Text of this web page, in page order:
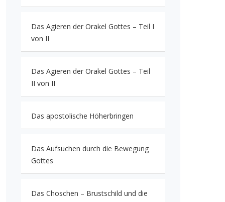
Das Agieren der Orakel Gottes – Teil I
von II
Das Agieren der Orakel Gottes – Teil
II von II
Das apostolische Höherbringen
Das Aufsuchen durch die Bewegung
Gottes
Das Choschen – Brustschild und die